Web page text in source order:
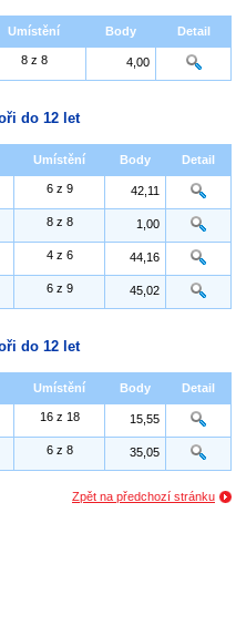
Umístění Body Detail
8 z 8 4,00
do 12 let
Umístění Body Detail
6 z 9 42,11
8 z 8 1,00
4 z 6 44,16
6 z 9 45,02
do 12 let
Umístění Body Detail
16 z 18 15,55
6 z 8 35,05
Zpět na předchozí stránku